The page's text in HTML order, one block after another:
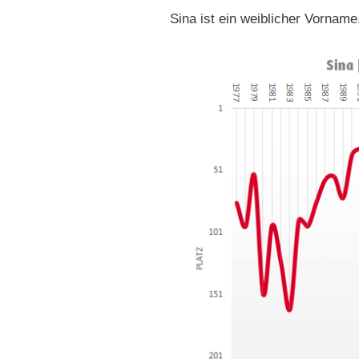
Sina ist ein weiblicher